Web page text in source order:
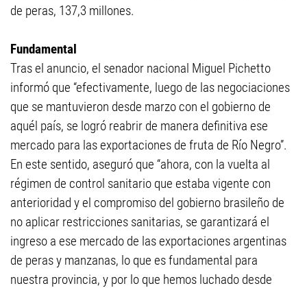
de peras, 137,3 millones.
Fundamental
Tras el anuncio, el senador nacional Miguel Pichetto
informó que “efectivamente, luego de las negociaciones
que se mantuvieron desde marzo con el gobierno de
aquél país, se logró reabrir de manera definitiva ese
mercado para las exportaciones de fruta de Río Negro”.
En este sentido, aseguró que “ahora, con la vuelta al
régimen de control sanitario que estaba vigente con
anterioridad y el compromiso del gobierno brasileño de
no aplicar restricciones sanitarias, se garantizará el
ingreso a ese mercado de las exportaciones argentinas
de peras y manzanas, lo que es fundamental para
nuestra provincia, y por lo que hemos luchado desde